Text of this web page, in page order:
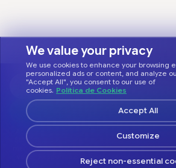
We value your privacy
We use cookies to enhance your browsing
personalized ads or content, and analyze
"Accept All", you consent to our use of
cookies. Política de Cookies
Customize
Reject non-essential
Accept All